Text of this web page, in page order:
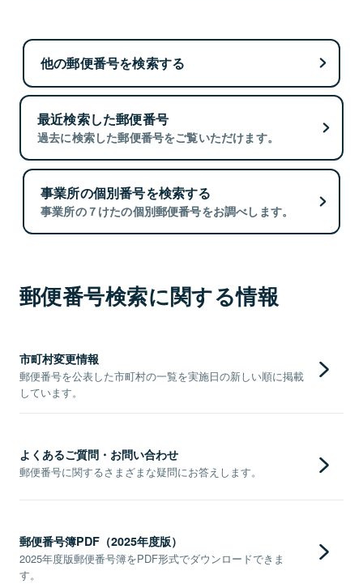
他の郵便番号を検索する
最近検索した郵便番号
過去に検索した郵便番号をご覧いただけます。
事業所の個別番号を検索する
事業所の７けたの個別郵便番号をお調べします。
郵便番号検索に関する情報
市町村変更情報
郵便番号を公表した市町村の一覧を実施日の新しい順に掲載
しています。
よくあるご質問・お問い合わせ
郵便番号に関するさまざまな疑問にお答えします。
郵便番号簿PDF（2025年度版）
2025年度版郵便番号簿をPDF形式でダウンロードできま
す。